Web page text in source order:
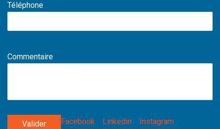
Téléphone
Commentaire
Facebook Linkedin Instagram